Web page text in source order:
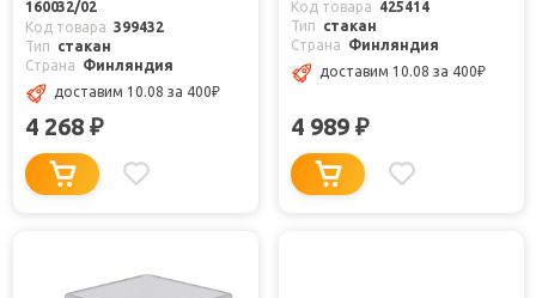
160032/02
Код товара 399432
Тип
стакан
Страна
Финляндия
доставим 10.08 за 400₽
4 268 ₽
Код товара
425414
Тип
стакан
Страна
Финляндия
доставим 10.08 за 400₽
4 989 ₽